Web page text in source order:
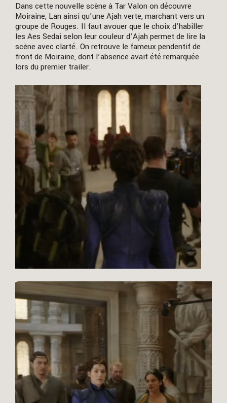
Dans cette nouvelle scène à Tar Valon on découvre
Moiraine, Lan ainsi qu’une Ajah verte, marchant vers un
groupe de Rouges. Il faut avouer que le choix d’habiller
les Aes Sedai selon leur couleur d’Ajah permet de lire la
scène avec clarté. On retrouve le fameux pendentif de
front de Moiraine, dont l’absence avait été remarquée
lors du premier trailer.